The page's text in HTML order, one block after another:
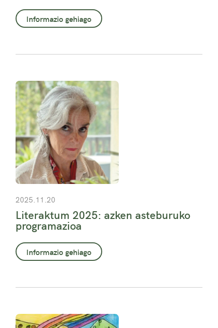
Informazio gehiago
2025.11.20
Literaktum 2025: azken asteburuko
programazioa
Informazio gehiago